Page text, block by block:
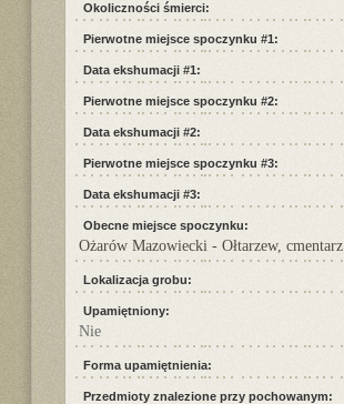
Okoliczności śmierci:
Pierwotne miejsce spoczynku #1:
Data ekshumacji #1:
Pierwotne miejsce spoczynku #2:
Data ekshumacji #2:
Pierwotne miejsce spoczynku #3:
Data ekshumacji #3:
Obecne miejsce spoczynku:
Ożarów Mazowiecki - Ołtarzew,
Lokalizacja grobu:
Upamiętniony:
Nie
Forma upamiętnienia:
Przedmioty znalezione przy pochowanym: